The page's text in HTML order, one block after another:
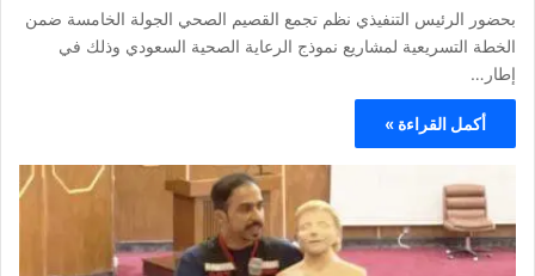
بحضور الرئيس التنفيذي نظم تجمع القصيم الصحي الجولة الخامسة ضمن
الخطة التسريعية لمشاريع نموذج الرعاية الصحية السعودي وذلك في
إطار…
أكمل القراءة »